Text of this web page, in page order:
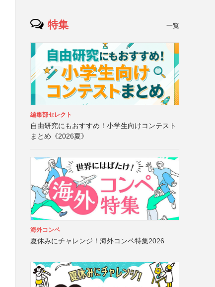
特集 一覧
編集部セレクト
自由研究にもおすすめ！小学生向けコンテスト
まとめ《2026夏》
海外コンペ
夏休みにチャレンジ！海外コンペ特集2026